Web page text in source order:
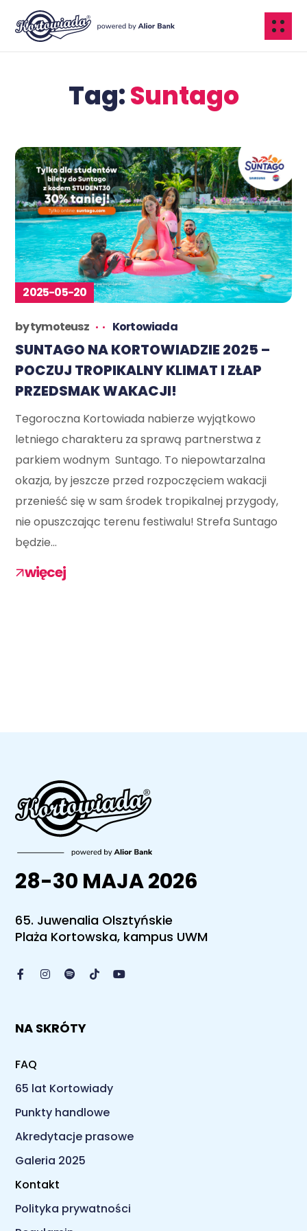
Tag:Suntago
2025-05-20
bytymoteusz Kortowiada
SUNTAGO NA KORTOWIADZIE 2025 –
POCZUJ TROPIKALNY KLIMAT I ZŁAP
PRZEDSMAK WAKACJI!
Tegoroczna Kortowiada nabierze wyjątkowo
letniego charakteru za sprawą partnerstwa z
parkiem wodnym Suntago. To niepowtarzalna
okazja, by jeszcze przed rozpoczęciem wakacji
przenieść się w sam środek tropikalnej przygody,
nie opuszczając terenu festiwalu! Strefa Suntago
będzie...
więcej
28-30 MAJA 2026
65. Juwenalia Olsztyńskie
Plaża Kortowska, kampus UWM
NA SKRÓTY
FAQ
65 lat Kortowiady
Punkty handlowe
Akredytacje prasowe
Galeria 2025
Kontakt
Polityka prywatności